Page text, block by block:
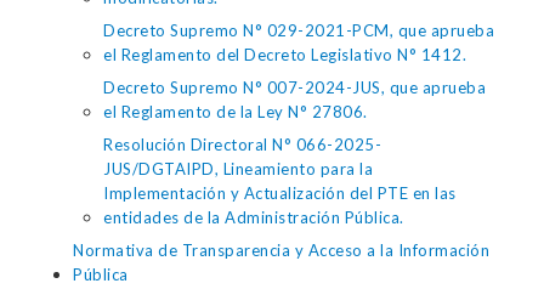
Decreto Supremo N° 029-2021-PCM, que aprueba
el Reglamento del Decreto Legislativo N° 1412.
Decreto Supremo N° 007-2024-JUS, que aprueba
el Reglamento de la Ley N° 27806.
Resolución Directoral N° 066-2025-
JUS/DGTAIPD, Lineamiento para la
Implementación y Actualización del PTE en las
entidades de la Administración Pública.
Normativa de Transparencia y Acceso a la Información
Pública